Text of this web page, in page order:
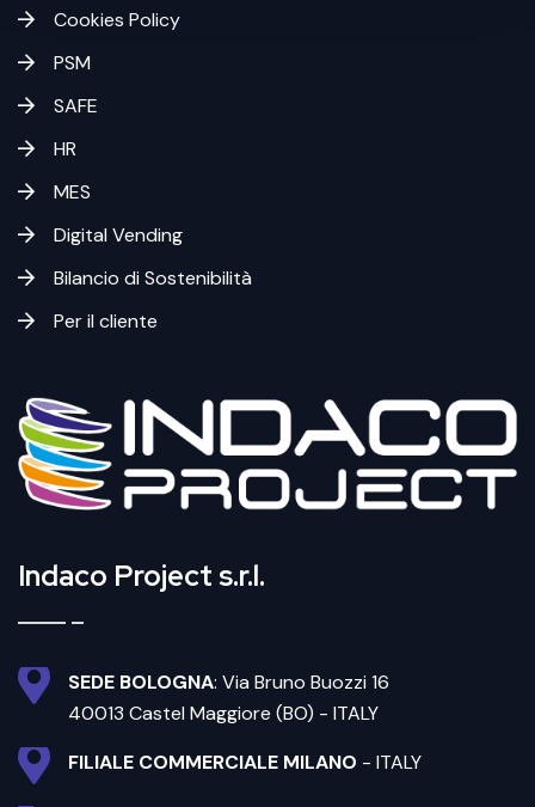
Cookies Policy
PSM
SAFE
HR
MES
Digital Vending
Bilancio di Sostenibilità
Per il cliente
Indaco Project s.r.l.
SEDE BOLOGNA: Via Bruno Buozzi 16
40013 Castel Maggiore (BO) - ITALY
FILIALE COMMERCIALE MILANO - ITALY